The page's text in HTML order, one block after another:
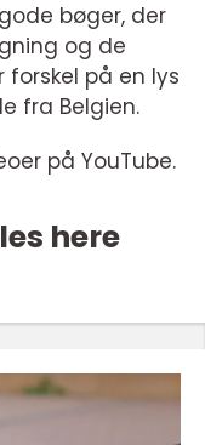
bøger, der
og de
forskel på en lys
fra Belgien.
på YouTube.
here